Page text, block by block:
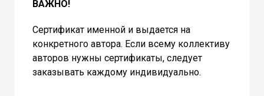
ВАЖНО!
Сертификат именной и выдается на
конкретного автора. Если всему коллективу
авторов нужны сертификаты, следует
заказывать каждому индивидуально.